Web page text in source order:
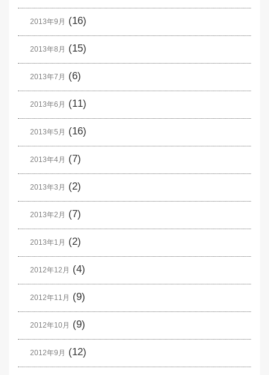
2013年9月 (16)
2013年8月 (15)
2013年7月 (6)
2013年6月 (11)
2013年5月 (16)
2013年4月 (7)
2013年3月 (2)
2013年2月 (7)
2013年1月 (2)
2012年12月 (4)
2012年11月 (9)
2012年10月 (9)
2012年9月 (12)